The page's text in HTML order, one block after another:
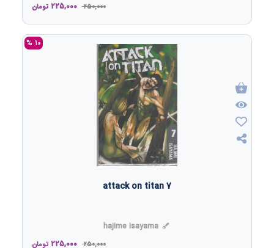
250,000
225,000 تومان
10 %
attack on titan 7
hajime isayama
250,000
225,000 تومان